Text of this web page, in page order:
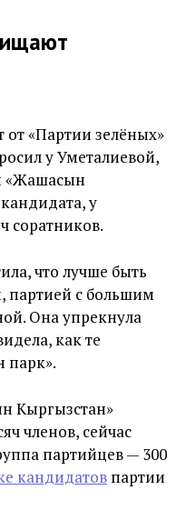
от «Партии зелёных»
у Уметалиевой,
«Жашасын
у
соратников.
что лучше быть
партией с большим
Она упрекнула
как те
парк».
Кыргызстан»
членов, сейчас
партийцев — 300
кандидатов партии